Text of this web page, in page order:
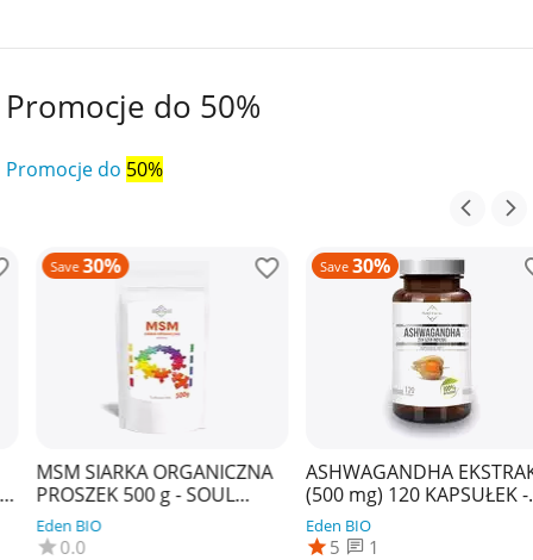
Promocje do 50%
Promocje do 50%
Save 30%
MSM SIARKA ORGANICZNA
PROSZEK 500 g - SOUL
FARM
Eden BIO
0.0
Save 30%
ASHWAGANDHA EKSTRAKT
(500 mg) 120 KAPSUŁEK -
SOUL FARM
Eden BIO
5 1